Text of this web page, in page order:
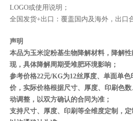
LOGO或使用说明；
全国发货+出口：覆盖国内及海外，出口
声明
本品为玉米淀粉基生物降解材料，降解
现，具体降解周期受堆肥环境影响；
参考价格22元/KG为12丝厚度、单面单
价，实际价格根据尺寸、厚度、印刷色
动调整，以双方确认的合同为准；
支持尺寸、厚度、印刷等全维度定制，